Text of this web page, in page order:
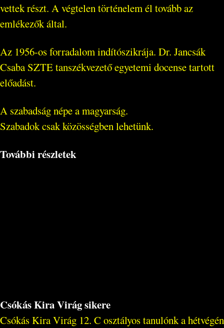
vettek részt. A végtelen történelem él tovább az
emlékezők által.
Az 1956-os forradalom indítószikrája. Dr. Jancsák
Csaba SZTE tanszékvezető egyetemi docense tartott
előadást.
A szabadság népe a magyarság.
Szabadok csak közösségben lehetünk.
További részletek
Csókás Kira Virág sikere
Csókás Kira Virág 12. C osztályos tanulónk a hétvégén